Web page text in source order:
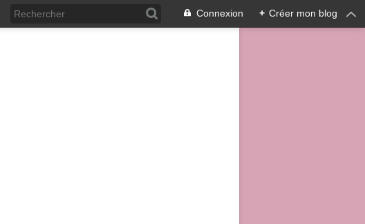
Connexion + Créer mon blog